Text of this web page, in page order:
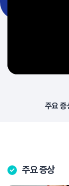
주요 증
주요 증상